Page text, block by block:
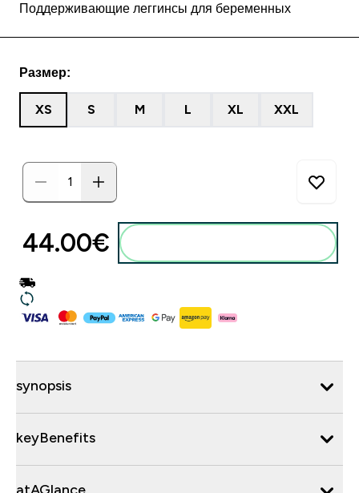
Поддерживающие леггинсы для беременных
Размер:
XS S M L XL XXL
44.00€‎
synopsis
keyBenefits
atAGlance